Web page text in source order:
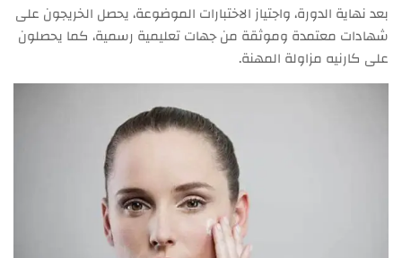
بعد نهاية الدورة، واجتياز الاختبارات الموضوعة، يحصل الخريجون على
شهادات معتمدة وموثقة من جهات تعليمية رسمية، كما يحصلون
على كارنيه مزاولة المهنة.